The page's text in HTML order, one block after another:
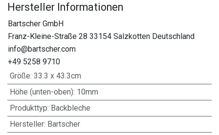
Hersteller Informationen
Bartscher GmbH
Franz-Kleine-Straße 28 33154 Salzkotten Deutschland
info@bartscher.com
+49 5258 9710
Größe: 33.3 x 43.3cm
Höhe (unten-oben): 10mm
Produkttyp: Backbleche
Hersteller: Bartscher